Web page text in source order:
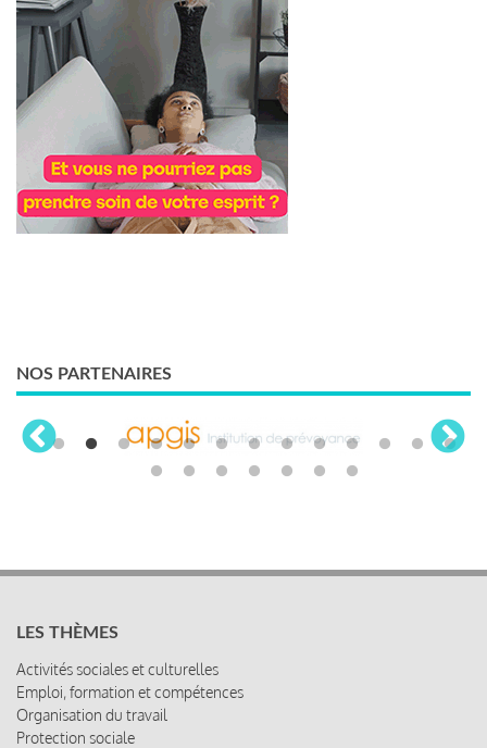
NOS PARTENAIRES
LES THÈMES
Activités sociales et culturelles
Emploi, formation et compétences
Organisation du travail
Protection sociale